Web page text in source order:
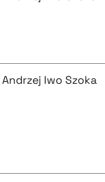
Andrzej Iwo Szoka